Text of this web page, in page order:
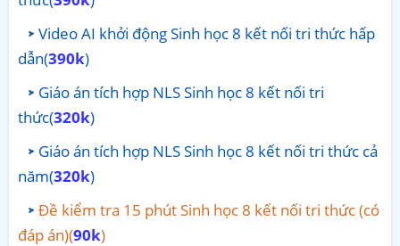
Video AI khởi động Sinh học 8 kết nối tri thức hấp
dẫn(390k)
Giáo án tích hợp NLS Sinh học 8 kết nối tri
thức(320k)
Giáo án tích hợp NLS Sinh học 8 kết nối tri thức cả
năm(320k)
Đề kiểm tra 15 phút Sinh học 8 kết nối tri thức (có
đáp án)(90k)